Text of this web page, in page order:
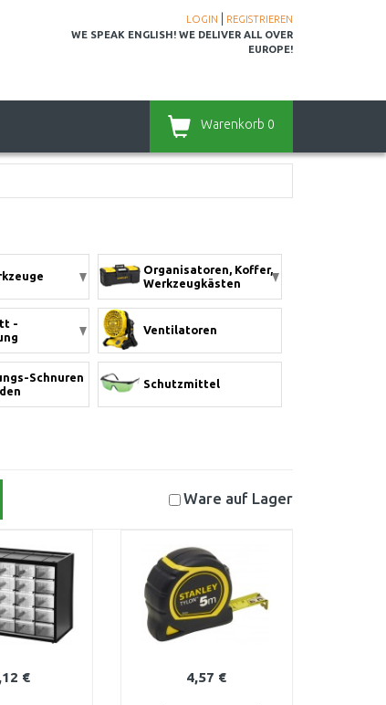
LOGIN
REGISTRIEREN
WE SPEAK ENGLISH! WE DELIVER ALL OVER
EUROPE!
Warenkorb 0
Organisatoren, Koffer,
Werkzeugkästen
-
Ventilatoren
Schnuren
Schutzmittel
Ware auf Lager
€ 4,57 €